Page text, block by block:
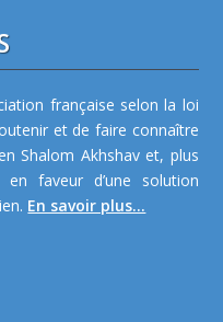
française selon la loi
et de faire connaître
Shalom Akhshav et, plus
faveur d’une solution
En savoir plus...